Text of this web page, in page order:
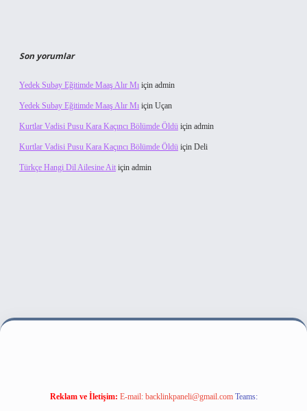
Son yorumlar
Yedek Subay Eğitimde Maaş Alır Mı için admin
Yedek Subay Eğitimde Maaş Alır Mı için Uçan
Kurtlar Vadisi Pusu Kara Kaçıncı Bölümde Öldü için admin
Kurtlar Vadisi Pusu Kara Kaçıncı Bölümde Öldü için Deli
Türkçe Hangi Dil Ailesine Ait için admin
Reklam ve İletişim: E-mail: backlinkpaneli@gmail.com Teams: